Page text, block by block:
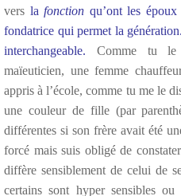
vers lafonction qu’ont les
fondatrice qui permet la
interchangeable. Comme tu le
maïeuticien, une femme
appris à l’école, comme tu me le
une couleur de fille (par
différentes si son frère avait été
forcé mais suis obligé de
diffère sensiblement de celui de
certains sont hyper sensibles